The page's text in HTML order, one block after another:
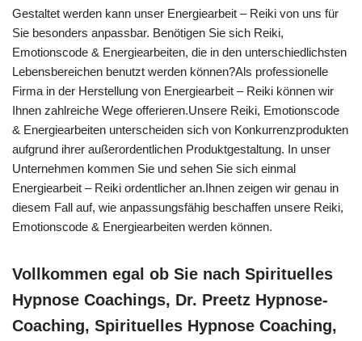
Gestaltet werden kann unser Energiearbeit – Reiki von uns für
Sie besonders anpassbar. Benötigen Sie sich Reiki,
Emotionscode & Energiearbeiten, die in den unterschiedlichsten
Lebensbereichen benutzt werden können?Als professionelle
Firma in der Herstellung von Energiearbeit – Reiki können wir
Ihnen zahlreiche Wege offerieren.Unsere Reiki, Emotionscode
& Energiearbeiten unterscheiden sich von Konkurrenzprodukten
aufgrund ihrer außerordentlichen Produktgestaltung. In unser
Unternehmen kommen Sie und sehen Sie sich einmal
Energiearbeit – Reiki ordentlicher an.Ihnen zeigen wir genau in
diesem Fall auf, wie anpassungsfähig beschaffen unsere Reiki,
Emotionscode & Energiearbeiten werden können.
Vollkommen egal ob Sie nach Spirituelles
Hypnose Coachings, Dr. Preetz Hypnose-
Coaching, Spirituelles Hypnose Coaching,